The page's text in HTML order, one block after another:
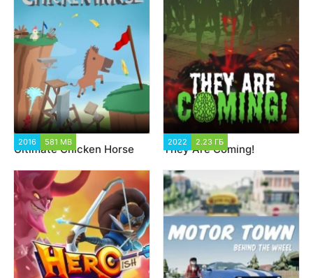
2016 581 MB
Ultimate Chicken Horse
2022 2.23 ГБ
They Are Coming!